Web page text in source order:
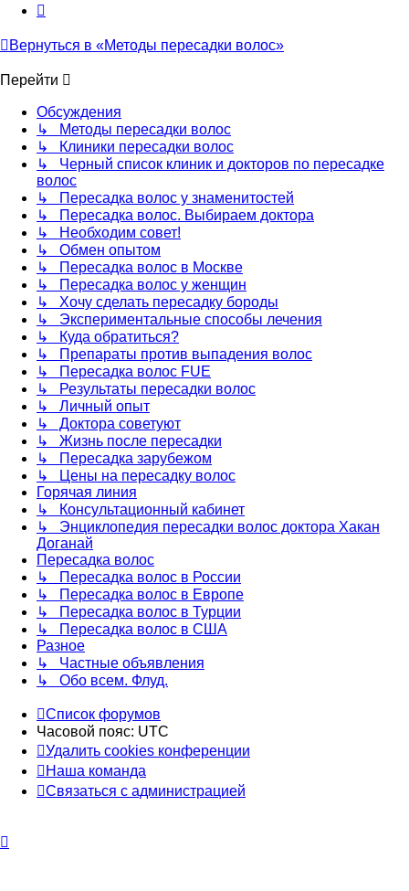
Вернуться в «Методы пересадки волос»
Перейти
Обсуждения
↳ Методы пересадки волос
↳ Клиники пересадки волос
↳ Черный список клиник и докторов по пересадке
волос
↳ Пересадка волос у знаменитостей
↳ Пересадка волос. Выбираем доктора
↳ Необходим совет!
↳ Обмен опытом
↳ Пересадка волос в Москве
↳ Пересадка волос у женщин
↳ Хочу сделать пересадку бороды
↳ Экспериментальные способы лечения
↳ Куда обратиться?
↳ Препараты против выпадения волос
↳ Пересадка волос FUE
↳ Результаты пересадки волос
↳ Личный опыт
↳ Доктора советуют
↳ Жизнь после пересадки
↳ Пересадка зарубежом
↳ Цены на пересадку волос
Горячая линия
↳ Консультационный кабинет
↳ Энциклопедия пересадки волос доктора Хакан
Доганай
Пересадка волос
↳ Пересадка волос в России
↳ Пересадка волос в Европе
↳ Пересадка волос в Турции
↳ Пересадка волос в США
Разное
↳ Частные объявления
↳ Обо всем. Флуд.
Список форумов
Часовой пояс: UTC
Удалить cookies конференции
Наша команда
Связаться с администрацией